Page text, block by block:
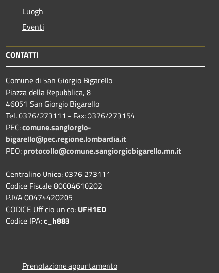
Luoghi
Eventi
CONTATTI
Comune di San Giorgio Bigarello
Piazza della Repubblica, 8
46051 San Giorgio Bigarello
Tel. 0376/273111 - Fax: 0376/273154
PEC:comune.sangiorgio-
bigarello@pec.regione.lombardia.it
PEO: protocollo@comune.sangiorgiobigarello.mn.it
Centralino Unico: 0376 273111
Codice Fiscale 80004610202
P.IVA 00474420205
CODICE Ufficio unico: UFH1ED
Codice IPA:c_h883
Prenotazione appuntamento